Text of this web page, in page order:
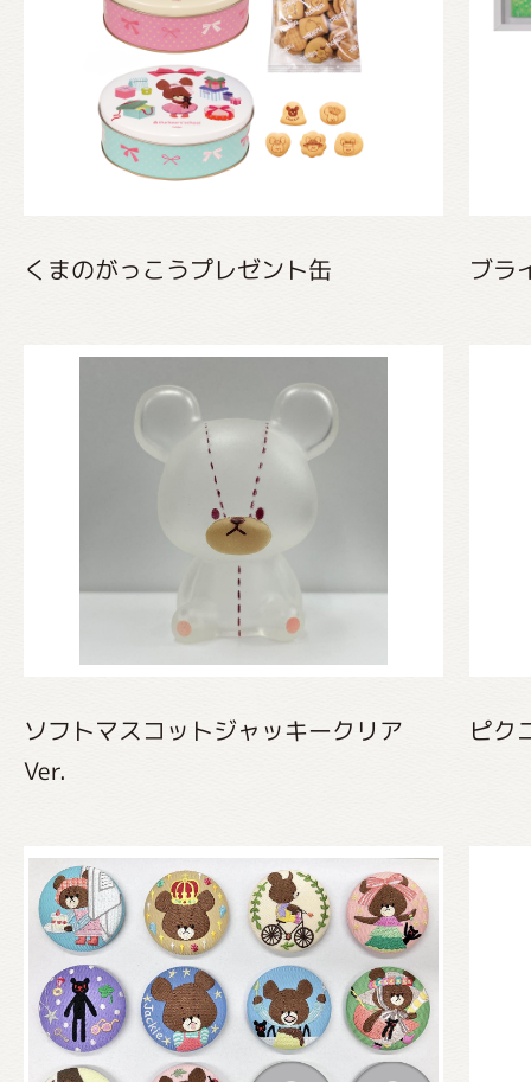
くまのがっこうプレゼント缶 ブラ
ソフトマスコットジャッキークリア
Ver.
ピク
くまのがっこう しょくいんしつ
くまのがっこう 家庭科部